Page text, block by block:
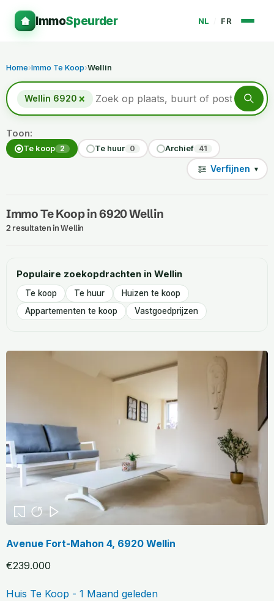
ImmoSpeurder NL FR
Home›Immo Te Koop›Wellin
Wellin 6920 ×
Toon:
Te koop 2 Te huur 0 Archief 41
Verfijnen ▾
Immo Te Koop in 6920 Wellin
2 resultaten in Wellin
Populaire zoekopdrachten in Wellin
Te koop Te huur
Huizen te koop
Appartementen te koop
Vastgoedprijzen
Avenue Fort-Mahon 4, 6920 Wellin
€239.000
Huis Te Koop - 1 Maand geleden